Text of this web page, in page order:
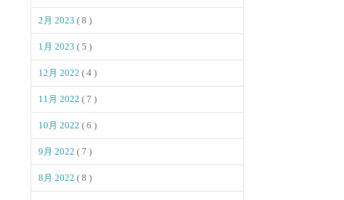
2月 2023 ( 8 )
1月 2023 ( 5 )
12月 2022 ( 4 )
11月 2022 ( 7 )
10月 2022 ( 6 )
9月 2022 ( 7 )
8月 2022 ( 8 )